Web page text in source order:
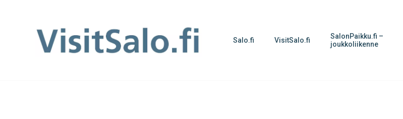
Salo.fi VisitSalo.fi
SalonPaikku.fi –
joukkoliikenne